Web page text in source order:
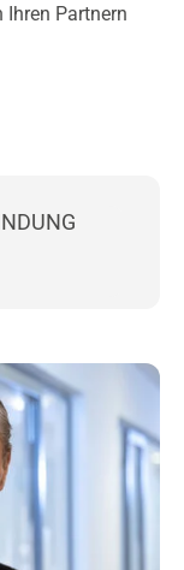
Ihren Partnern